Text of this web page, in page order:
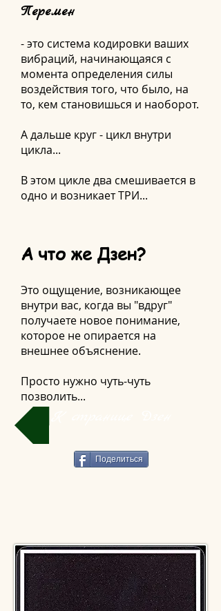
Перемен
- это система кодировки ваших
вибраций, начинающаяся с
момента определения силы
воздействия того, что было, на
то, кем становишься и наоборот.
А дальше круг - цикл внутри
цикла...
В этом цикле два смешивается в
одно и возникает ТРИ...
А что же Дзен?
Это ощущение, возникающее
внутри вас, когда вы "вдруг"
получаете новое понимание,
которое не опирается на
внешнее объяснение.
Просто нужно чуть-чуть
позволить...
Поделиться